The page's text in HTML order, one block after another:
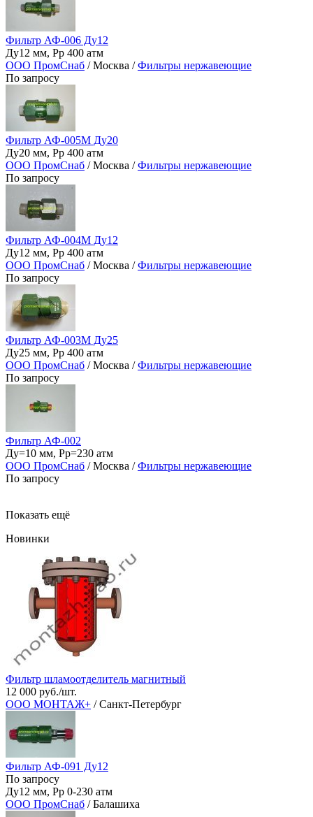
Фильтр АФ-006 Ду12
Ду12 мм, Рр 400 атм
ООО ПромСнаб / Москва /Фильтры нержавеющие
По запросу
Фильтр АФ-005М Ду20
Ду20 мм, Рр 400 атм
ООО ПромСнаб / Москва /Фильтры нержавеющие
По запросу
Фильтр АФ-004М Ду12
Ду12 мм, Рр 400 атм
ООО ПромСнаб / Москва /Фильтры нержавеющие
По запросу
Фильтр АФ-003М Ду25
Ду25 мм, Рр 400 атм
ООО ПромСнаб / Москва /Фильтры нержавеющие
По запросу
Фильтр АФ-002
Ду=10 мм, Рр=230 атм
ООО ПромСнаб / Москва /Фильтры нержавеющие
По запросу
Показать ещё
Новинки
Фильтр шламоотделитель магнитный
12 000 руб./шт.
ООО МОНТАЖ+ / Санкт-Петербург
Фильтр АФ-091 Ду12
По запросу
Ду12 мм, Рр 0-230 атм
ООО ПромСнаб / Балашиха